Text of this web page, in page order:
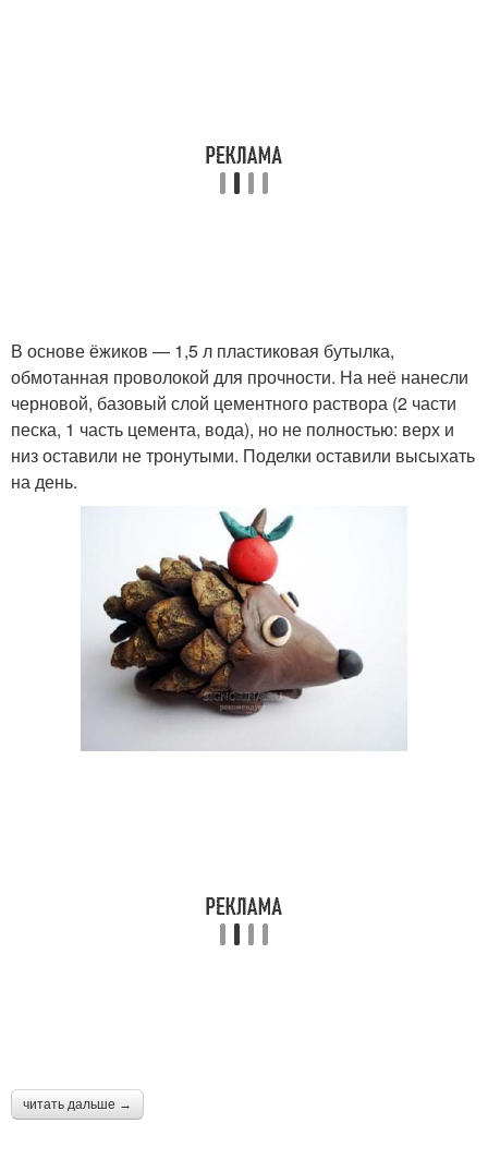
В основе ёжиков — 1,5 л пластиковая бутылка,
обмотанная проволокой для прочности. На неё нанесли
черновой, базовый слой цементного раствора (2 части
песка, 1 часть цемента, вода), но не полностью: верх и
низ оставили не тронутыми. Поделки оставили высыхать
на день.
читать дальше →